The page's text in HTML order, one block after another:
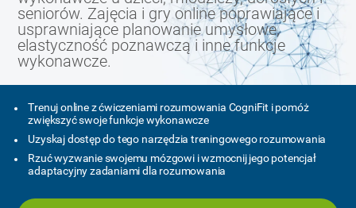
seniorów. Zajęcia i gry online poprawiające i
usprawniające planowanie umysłowe,
elastyczność poznawczą i inne funkcje
wykonawcze.
Trenuj online z ćwiczeniami rozumowania CogniFit i pomóż
zwiększyć swoje funkcje wykonawcze
Uzyskaj dostęp do tego narzędzia treningowego rozumowania
Rzuć wyzwanie swojemu mózgowi i wzmocnij jego potencjał
adaptacyjny zadaniami dla rozumowania